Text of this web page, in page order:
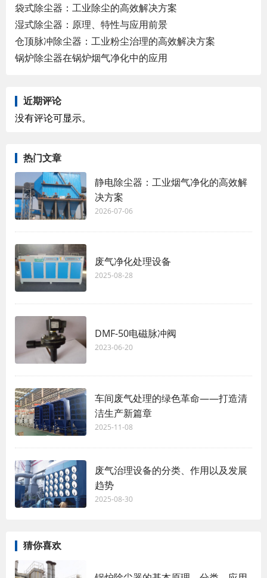
袋式除尘器：工业除尘的高效解决方案
湿式除尘器：原理、特性与应用前景
仓顶脉冲除尘器：工业粉尘治理的高效解决方案
锅炉除尘器在锅炉烟气净化中的应用
近期评论
没有评论可显示。
热门文章
静电除尘器：工业烟气净化的高效解
决方案
2026-07-06
废气净化处理设备
2025-08-28
DMF-50电磁脉冲阀
2023-06-20
车间废气处理的绿色革命——打造清
洁生产新篇章
2025-11-08
废气治理设备的分类、作用以及发展
趋势
2025-08-30
猜你喜欢